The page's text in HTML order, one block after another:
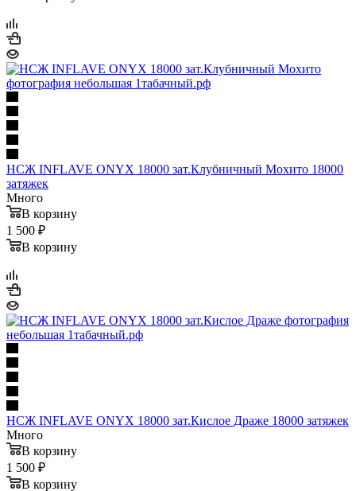
НСЖ INFLAVE ONYX 18000 зат.Клубничный Мохито 18000
затяжек
Много
В корзину
1 500 ₽
В корзину
НСЖ INFLAVE ONYX 18000 зат.Кислое Драже 18000 затяжек
Много
В корзину
1 500 ₽
В корзину